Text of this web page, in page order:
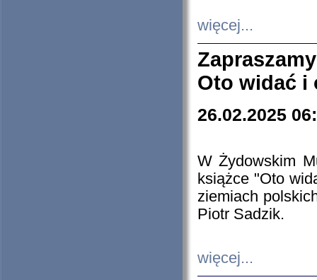
więcej...
Oto widać i
26.02.2025
W Żydowskim
książce "Oto
ziemiach
Piotr Sadzik.
więcej...